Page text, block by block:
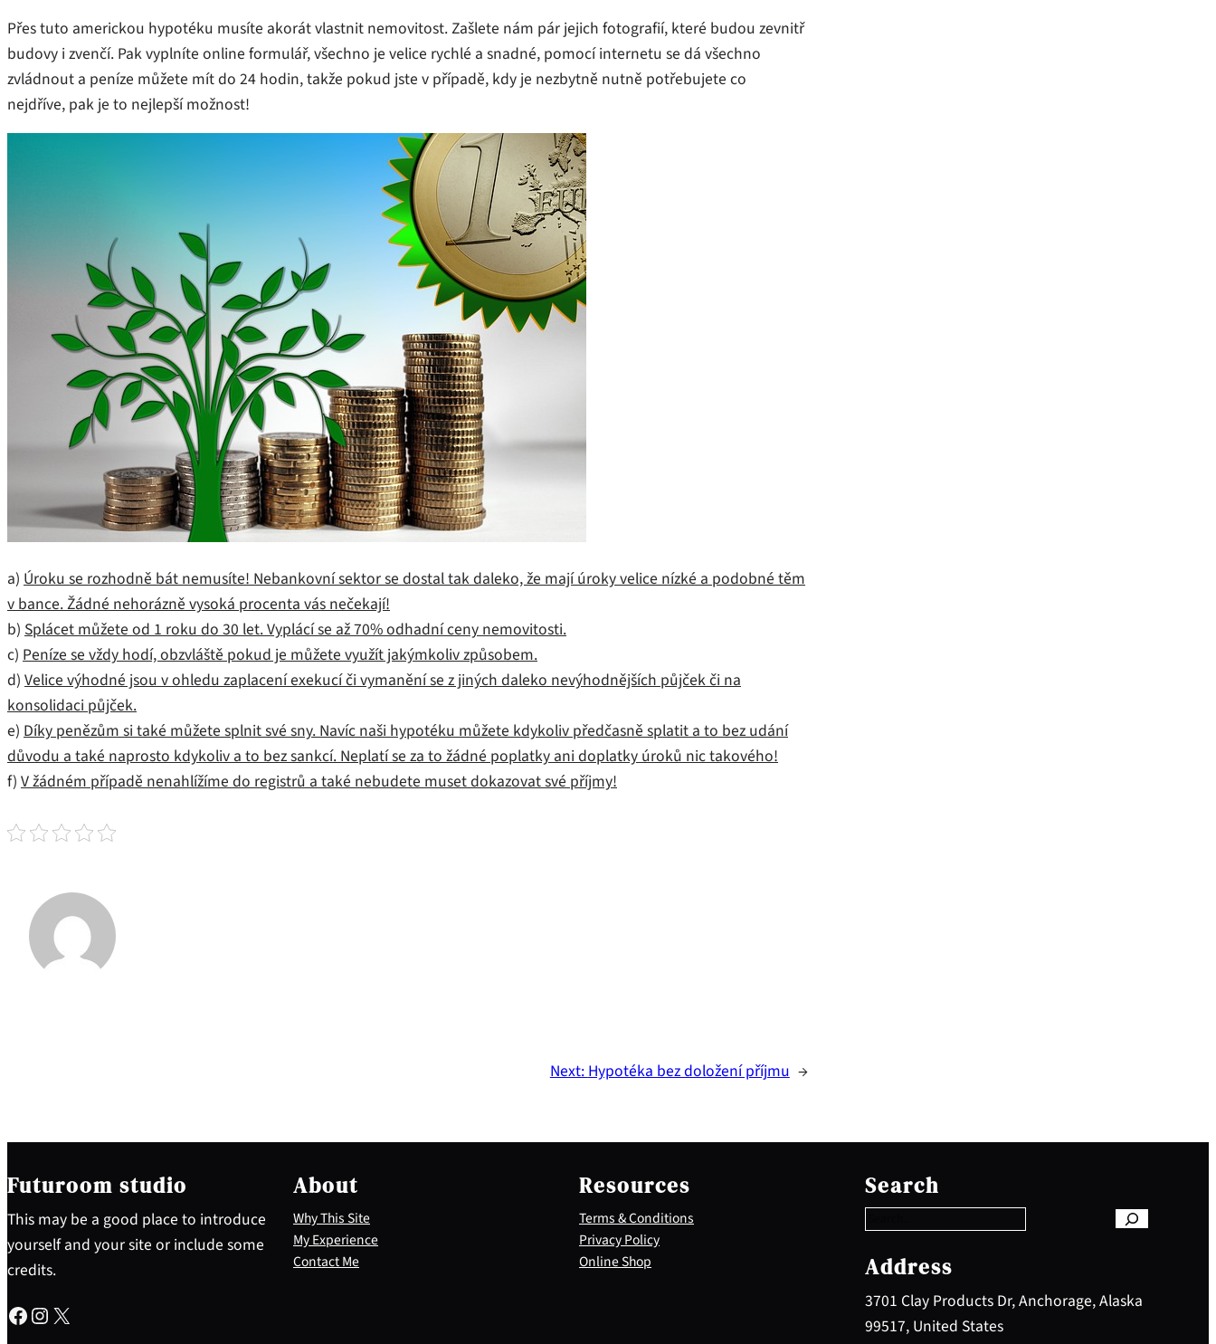
Přes tuto americkou hypotéku musíte akorát vlastnit nemovitost. Zašlete nám pár jejich fotografií, které budou zevnitř
budovy i zvenčí. Pak vyplníte online formulář, všechno je velice rychlé a snadné, pomocí internetu se dá všechno
zvládnout a peníze můžete mít do 24 hodin, takže pokud jste v případě, kdy je nezbytně nutně potřebujete co
nejdříve, pak je to nejlepší možnost!
a) Úroku se rozhodně bát nemusíte! Nebankovní sektor se dostal tak daleko, že mají úroky velice nízké a podobné těm
v bance. Žádné nehorázně vysoká procenta vás nečekají!
b) Splácet můžete od 1 roku do 30 let. Vyplácí se až 70% odhadní ceny nemovitosti.
c) Peníze se vždy hodí, obzvláště pokud je můžete využít jakýmkoliv způsobem.
d) Velice výhodné jsou v ohledu zaplacení exekucí či vymanění se z jiných daleko nevýhodnějších půjček či na
konsolidaci půjček.
e) Díky penězům si také můžete splnit své sny. Navíc naši hypotéku můžete kdykoliv předčasně splatit a to bez udání
důvodu a také naprosto kdykoliv a to bez sankcí. Neplatí se za to žádné poplatky ani doplatky úroků nic takového!
f) V žádném případě nenahlížíme do registrů a také nebudete muset dokazovat své příjmy!
Next: Hypotéka bez doložení příjmu →
Futuroom studio
This may be a good place to introduce
yourself and your site or include some
credits.
Facebook Instagram X
About
Why This Site
My Experience
Contact Me
Resources
Terms & Conditions
Privacy Policy
Online Shop
Search
e
a
c
h
Address
3701 Clay Products Dr, Anchorage, Alaska
99517, United States